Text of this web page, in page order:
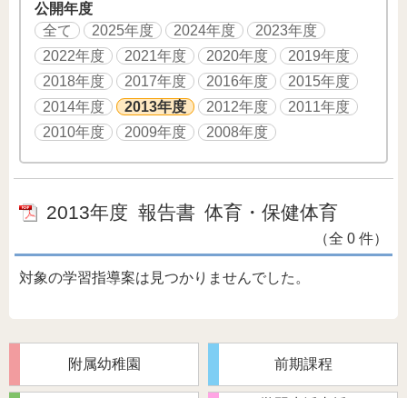
公開年度
全て
2025年度 2024年度
2023年度
2022年度
2021年度 2020年度
2019年度
2018年度
2017年度 2016年度
2015年度
2014年度
2013年度 2012年度
2011年度
2010年度
2009年度 2008年度
2013年度 報告書 体育・保健体育
（全 0 件）
対象の学習指導案は見つかりませんでした。
附属幼稚園 前期課程